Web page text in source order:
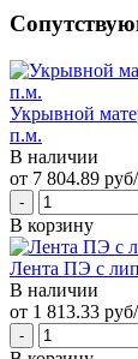
Укрывной
п.м.
В наличии
от 7 804.89
В корзину
Лента ПЭ с
В наличии
от 1 813.33 руб/